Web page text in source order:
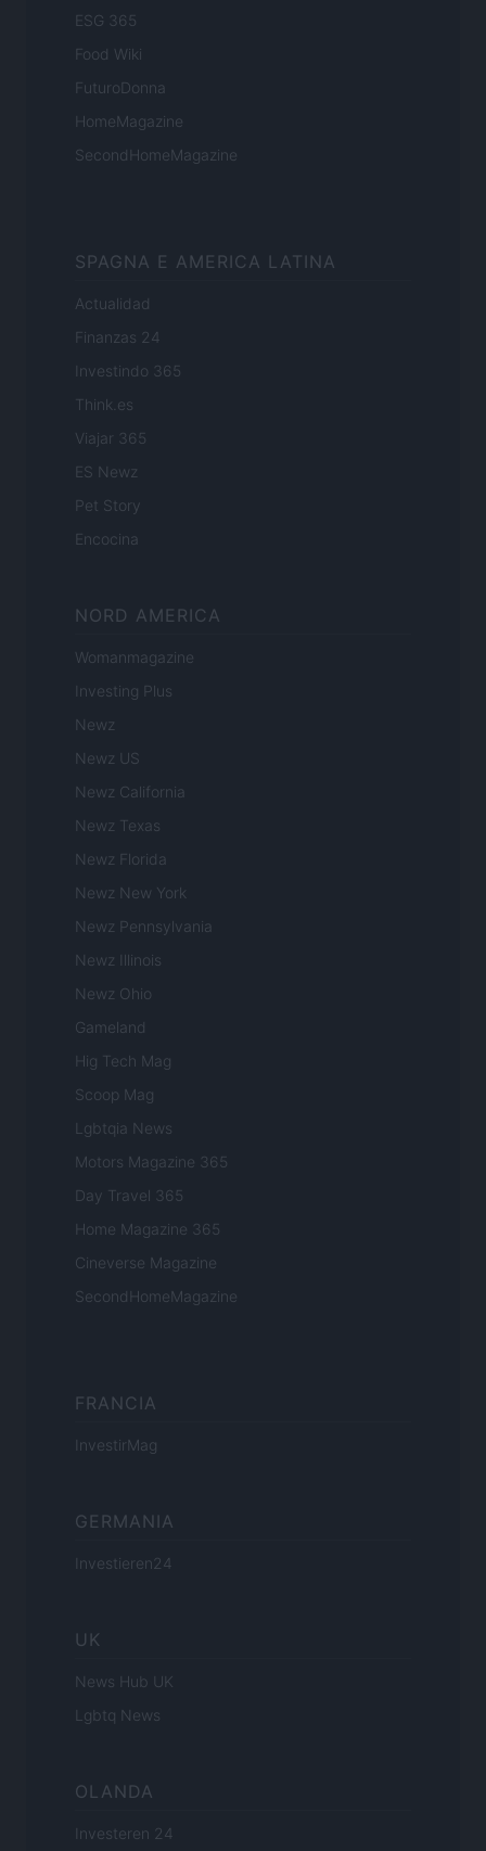
ESG 365
Food Wiki
FuturoDonna
HomeMagazine
SecondHomeMagazine
SPAGNA E AMERICA LATINA
Actualidad
Finanzas 24
Investindo 365
Think.es
Viajar 365
ES Newz
Pet Story
Encocina
NORD AMERICA
Womanmagazine
Investing Plus
Newz
Newz US
Newz California
Newz Texas
Newz Florida
Newz New York
Newz Pennsylvania
Newz Illinois
Newz Ohio
Gameland
Hig Tech Mag
Scoop Mag
Lgbtqia News
Motors Magazine 365
Day Travel 365
Home Magazine 365
Cineverse Magazine
SecondHomeMagazine
FRANCIA
InvestirMag
GERMANIA
Investieren24
UK
News Hub UK
Lgbtq News
OLANDA
Investeren 24